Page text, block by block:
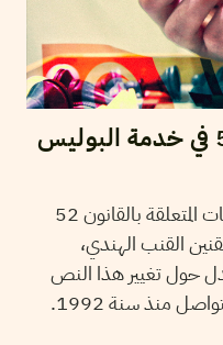
نواة في دقيقة: القانون 52 في خدمة البوليس
تتالت خلال الأسابيع الأخيرة الإيقافات المتعلقة بالقانون 52
القنب الهندي،
حول تغيير هذا النص
منذ سنة 1992.